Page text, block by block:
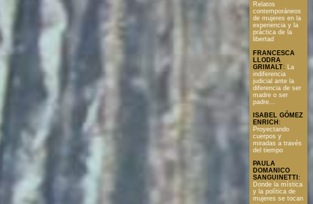
Relatos
contemporáneos
de mujeres en la
experiencia y la
práctica de la
libertad
FRANCESCA
LLODRA
GRIMALT:
La
indiferencia
judicial ante la
diferencia de ser
madre o ser
padre...
ISABEL GÓMEZ
ENRICH :
Proyectando
cuerpos y
miradas a través
del tiempo
PAULA
DOMANICO
SANGUINETTI :
Donde la mística
y la política de
mujeres se tocan